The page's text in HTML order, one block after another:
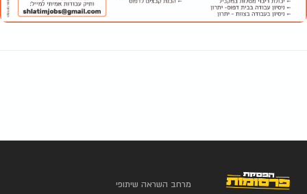
מרחב השראה שיתופי